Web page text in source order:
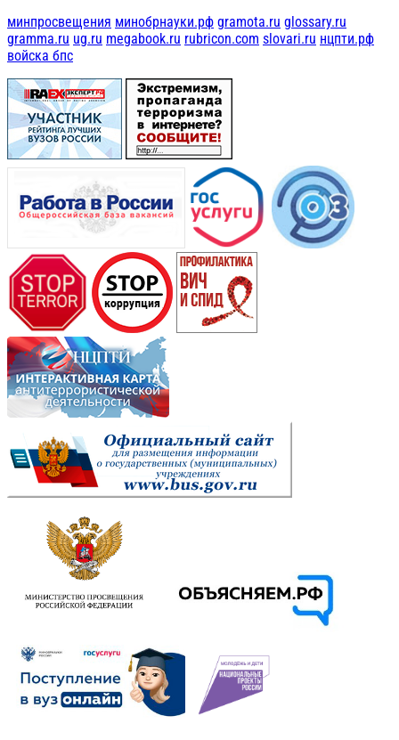
минпросвещения минобрнауки.рф gramota.ru glossary.ru
gramma.ru ug.ru megabook.ru rubricon.com slovari.ru нцпти.рф
войска бпс